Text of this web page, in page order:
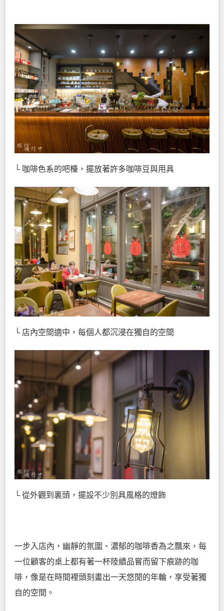
└ 咖啡色系的吧檯，擺放著許多咖啡豆與用具
└ 店內空間適中，每個人都沉浸在獨自的空間
└ 從外觀到裏頭，擺設不少別具風格的燈飾
一步入店內，幽靜的氛圍、濃郁的咖啡香為之飄來，每
一位顧客的桌上都有著一杯陸續品嘗而留下痕跡的咖
啡，像是在時間裡頭刻畫出一天悠閒的年輪，享受著獨
自的空間。